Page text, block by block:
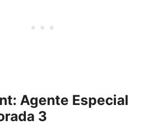
Agente Especial
3